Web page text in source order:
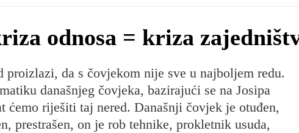
odnosa = kriza
proizlazi, da s čovjekom nije sve u najboljem redu.
današnjeg čovjeka, bazirajući se na Josipa
ćemo riješiti taj nered. Današnji čovjek je otuđen,
prestrašen, on je rob tehnike, prokletnik usuda,